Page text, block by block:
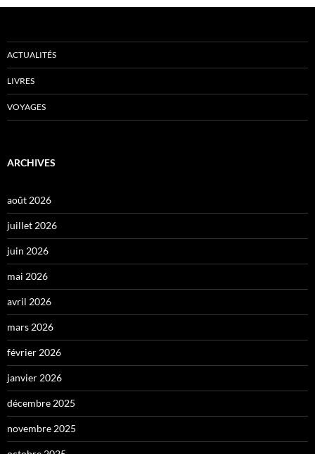
ACTUALITÉS
LIVRES
VOYAGES
ARCHIVES
août 2026
juillet 2026
juin 2026
mai 2026
avril 2026
mars 2026
février 2026
janvier 2026
décembre 2025
novembre 2025